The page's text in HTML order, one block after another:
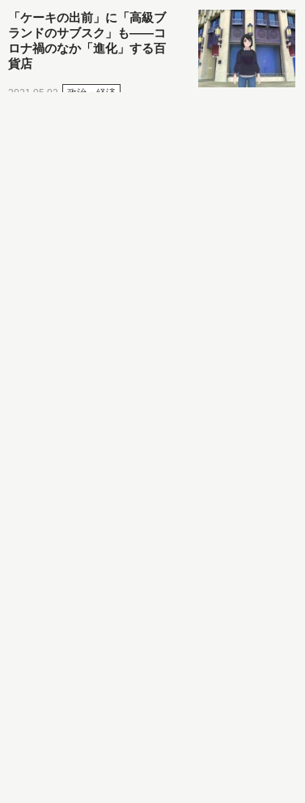
「ケーキの出前」に「高級ブ
ランドのサブスク」も――コ
ロナ禍のなか「進化」する百
貨店
2021.05.02 政治・経済